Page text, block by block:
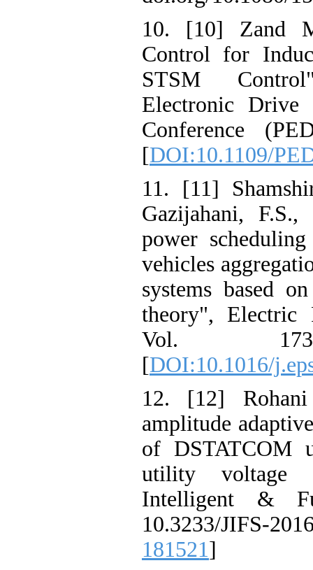
10. [10]
Control for
STSM
Electronic
Conference
[DOI:10.1109/
11. [11]
Gazijahani,
power
vehicles
systems
theory",
Vol.
[DOI:10.1016/
12. [12]
amplitude
of
utility
Intelligent
10.3233/
181521